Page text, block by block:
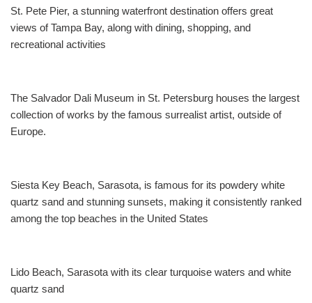
St. Pete Pier, a stunning waterfront destination offers great
views of Tampa Bay, along with dining, shopping, and
recreational activities
The Salvador Dali Museum in St. Petersburg houses the largest
collection of works by the famous surrealist artist, outside of
Europe.
Siesta Key Beach, Sarasota, is famous for its powdery white
quartz sand and stunning sunsets, making it consistently ranked
among the top beaches in the United States
Lido Beach, Sarasota with its clear turquoise waters and white
quartz sand